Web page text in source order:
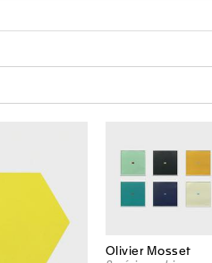
Olivier Mosset